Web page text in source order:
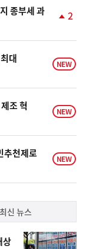
종부세 과
상
승
2
대
NEW
조 혁
NEW
추천제로
NEW
최신 뉴스
상